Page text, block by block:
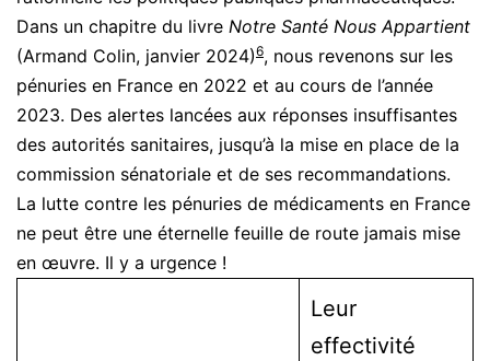
Dans un chapitre du livre Notre Santé Nous Appartient
(Armand Colin, janvier 2024)6, nous revenons sur les
pénuries en France en 2022 et au cours de l’année
2023. Des alertes lancées aux réponses insuffisantes
des autorités sanitaires, jusqu’à la mise en place de la
commission sénatoriale et de ses recommandations.
La lutte contre les pénuries de médicaments en France
ne peut être une éternelle feuille de route jamais mise
en œuvre. Il y a urgence !
Leur
effectivité